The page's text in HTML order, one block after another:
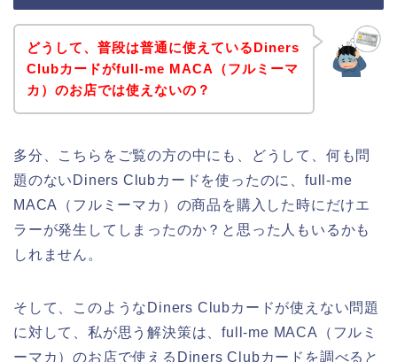
どうして、普段は普通に使えているDiners
Clubカードがfull-me MACA（フルミーマ
カ）のお店では使えないの？
多分、こちらをご覧の方の中にも、どうして、何も問
題のないDiners Clubカードを使ったのに、full-me
MACA（フルミーマカ）の商品を購入した時にだけエ
ラーが発生してしまったのか？と思った人もいるかも
しれません。
そして、このようなDiners Clubカードが使えない問題
に対して、私が思う解決策は、full-me MACA（フルミ
ーマカ）のお店で使えるDiners Clubカードを調べると